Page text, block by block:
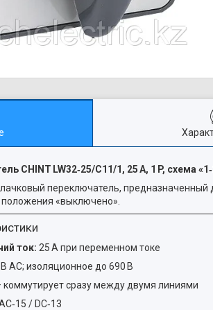
CHINT LW32‑25/C11/1, 25 А, 1 P, схема
переключатель,
«выключено».
ток: 25 А при переменном токе
AC; изоляционное до 690 В
коммутирует сразу между двумя линиями
/ DC‑13